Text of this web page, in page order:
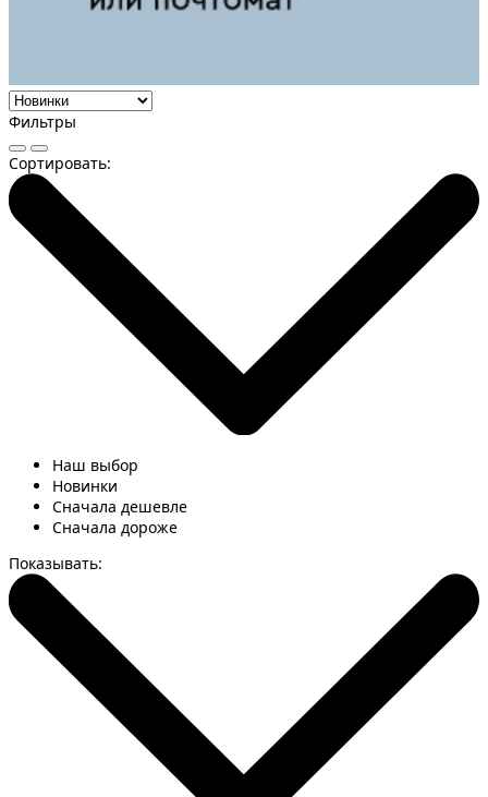
Фильтры
Сортировать:
Наш выбор
Новинки
Сначала дешевле
Сначала дороже
Показывать: